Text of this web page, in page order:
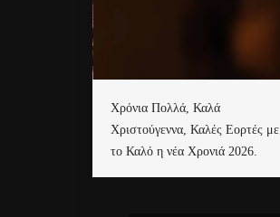
Χρόνια Πολλά, Καλά
Χριστούγεννα, Καλές Εορτές με
το Καλό η νέα Χρονιά 2026.